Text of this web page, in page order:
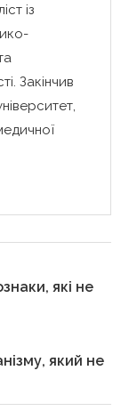
із
Закінчив
які не
який не